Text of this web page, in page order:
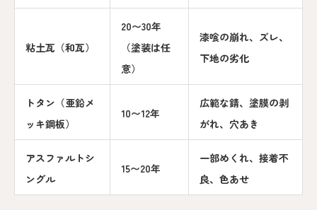
粘土瓦（和瓦）
20〜30年
（塗装は任
意）
漆喰の崩れ、ズレ、
下地の劣化
トタン（亜鉛メ
ッキ鋼板）
10〜12年
広範な錆、塗膜の剥
がれ、穴あき
アスファルトシ
ングル
15〜20年
一部めくれ、接着不
良、色あせ